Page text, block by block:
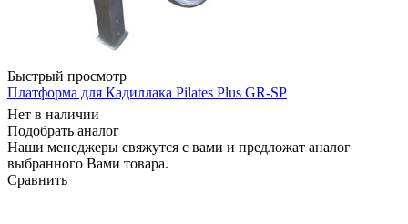
Быстрый просмотр
Платформа для Кадиллака Pilates Plus GR-SP
Нет в наличии
Подобрать аналог
Наши менеджеры свяжутся с вами и предложат аналог
выбранного Вами товара.
Сравнить